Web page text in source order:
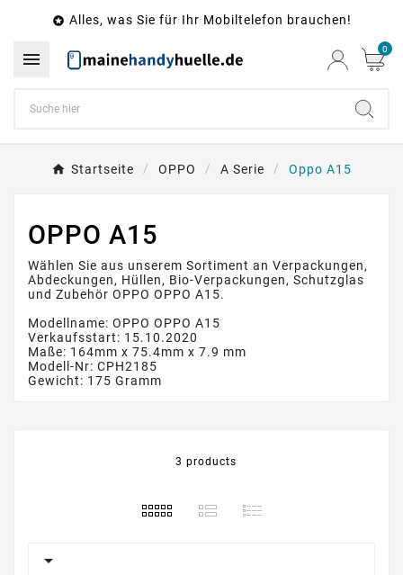
 Alles, was Sie für Ihr Mobiltelefon brauchen!
 0
Startseite OPPO A Serie Oppo A15
OPPO A15
Wählen Sie aus unserem Sortiment an Verpackungen,
Abdeckungen, Hüllen, Bio-Verpackungen, Schutzglas
und Zubehör OPPO OPPO A15.
Modellname: OPPO OPPO A15
Verkaufsstart: 15.10.2020
Maße: 164mm x 75.4mm x 7.9 mm
Modell-Nr: CPH2185
Gewicht: 175 Gramm
3 products
